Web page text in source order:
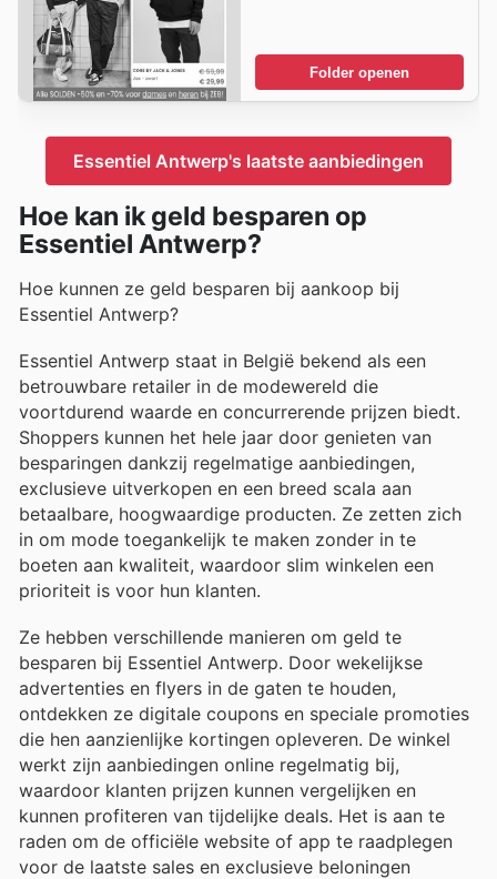
Folder openen
Essentiel Antwerp's laatste aanbiedingen
Hoe kan ik geld besparen op
Essentiel Antwerp?
Hoe kunnen ze geld besparen bij aankoop bij
Essentiel Antwerp?
Essentiel Antwerp staat in België bekend als een
betrouwbare retailer in de modewereld die
voortdurend waarde en concurrerende prijzen biedt.
Shoppers kunnen het hele jaar door genieten van
besparingen dankzij regelmatige aanbiedingen,
exclusieve uitverkopen en een breed scala aan
betaalbare, hoogwaardige producten. Ze zetten zich
in om mode toegankelijk te maken zonder in te
boeten aan kwaliteit, waardoor slim winkelen een
prioriteit is voor hun klanten.
Ze hebben verschillende manieren om geld te
besparen bij Essentiel Antwerp. Door wekelijkse
advertenties en flyers in de gaten te houden,
ontdekken ze digitale coupons en speciale promoties
die hen aanzienlijke kortingen opleveren. De winkel
werkt zijn aanbiedingen online regelmatig bij,
waardoor klanten prijzen kunnen vergelijken en
kunnen profiteren van tijdelijke deals. Het is aan te
raden om de officiële website of app te raadplegen
voor de laatste sales en exclusieve beloningen